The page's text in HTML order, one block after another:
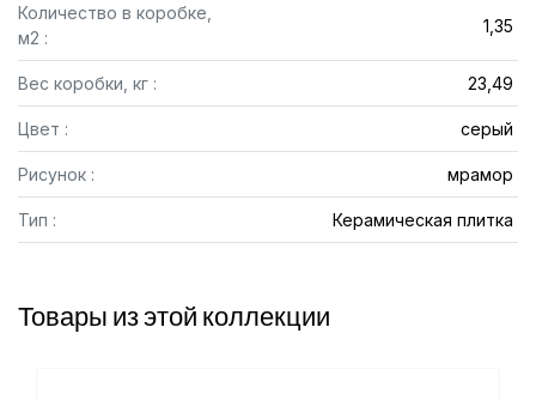
Количество в коробке,
м2 :
1,35
Вес коробки, кг : 23,49
Цвет : серый
Рисунок : мрамор
Тип : Керамическая плитка
Товары из этой коллекции